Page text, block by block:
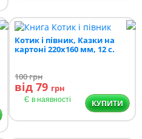
Котик і півник, Казки на
картоні 220х160 мм, 12 с.
100грн
від 79 грн
Є в наявності КУПИТИ